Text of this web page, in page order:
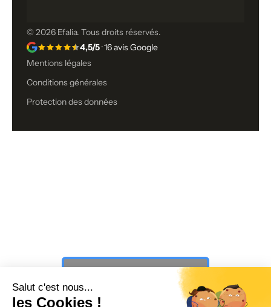
© 2026 Efalia. Tous droits réservés.
4,5/5· 16 avis Google
Mentions légales
Conditions générales
Protection des données
PAUSE ☕️